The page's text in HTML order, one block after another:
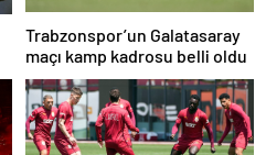
Trabzonspor’un Galatasaray
maçı kamp kadrosu belli oldu